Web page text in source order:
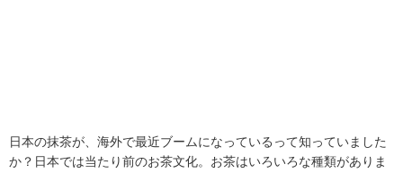
日本の抹茶が、海外で最近ブームになっているって知っていました
か？日本では当たり前のお茶文化。お茶はいろいろな種類がありま